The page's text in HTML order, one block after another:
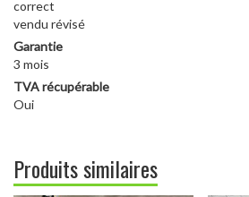
correct
vendu révisé
Garantie
3 mois
TVA récupérable
Oui
Produits similaires